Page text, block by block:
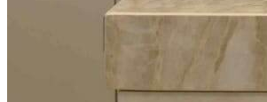
Solicită părerea expertului, noi îți oferim
mai avantajoase oferte, tipul de material
solicitate, executat în conformitate cu